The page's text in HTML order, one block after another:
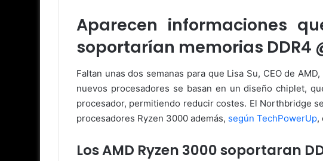
Aparecen informaciones
soportarían memorias DDR4
Faltan unas dos semanas para que Lisa Su, CEO de
nuevos procesadores se basan en un diseño chiplet,
procesador, permitiendo reducir costes. El Northbridge
procesadores Ryzen 3000 además, según TechPowerUp,
Los AMD Ryzen 3000 soportaran